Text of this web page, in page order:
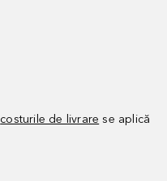
costurile de livrare se aplică